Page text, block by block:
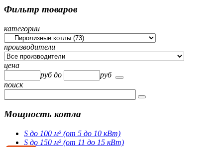
Фильтр товаров
категории
производители
цена
рубдо
руб
поиск
Мощность котла
S до 100 м² (от 5 до 10 кВт)
S до 150 м² (от 11 до 15 кВт)